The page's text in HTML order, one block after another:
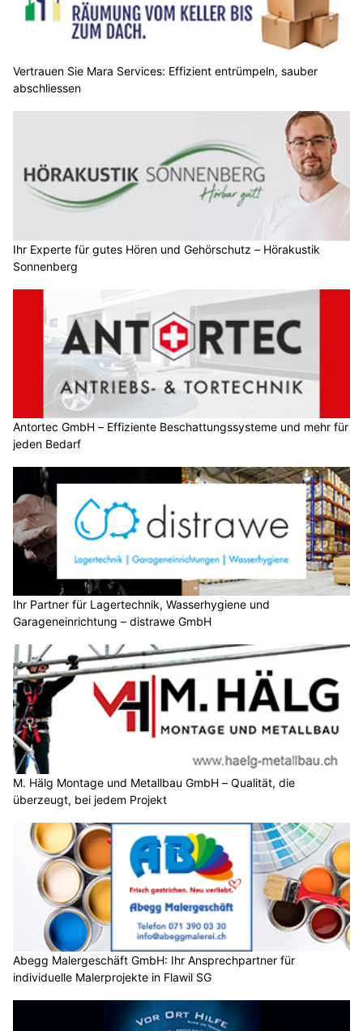
Vertrauen Sie Mara Services: Effizient entrümpeln, sauber
abschliessen
Ihr Experte für gutes Hören und Gehörschutz – Hörakustik
Sonnenberg
Antortec GmbH – Effiziente Beschattungssysteme und mehr für
jeden Bedarf
Ihr Partner für Lagertechnik, Wasserhygiene und
Garageneinrichtung – distrawe GmbH
M. Hälg Montage und Metallbau GmbH – Qualität, die
überzeugt, bei jedem Projekt
Abegg Malergeschäft GmbH: Ihr Ansprechpartner für
individuelle Malerprojekte in Flawil SG